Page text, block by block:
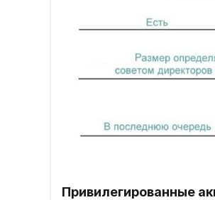
Привилегированные